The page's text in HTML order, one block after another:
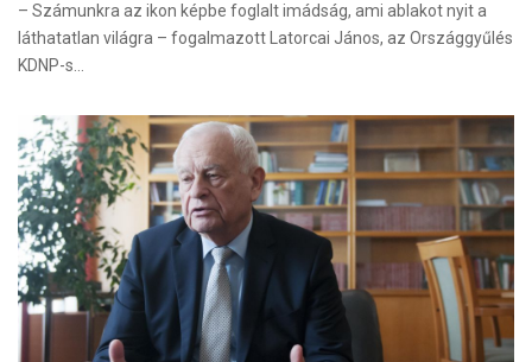
– Számunkra az ikon képbe foglalt imádság, ami ablakot nyit a
láthatatlan világra – fogalmazott Latorcai János, az Országgyűlés
KDNP-s…